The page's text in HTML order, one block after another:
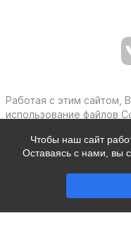
Чтобы наш сайт
Оставаясь с нами, вы
Работая с этим сайтом,
использование файлов
Политика